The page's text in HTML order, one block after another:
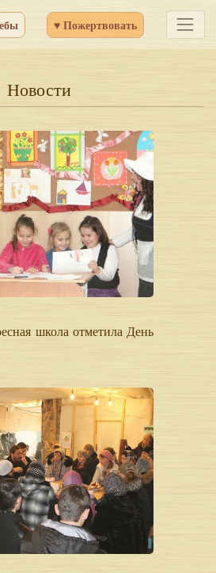
♥ Пожертвовать
Новости
школа отметила День